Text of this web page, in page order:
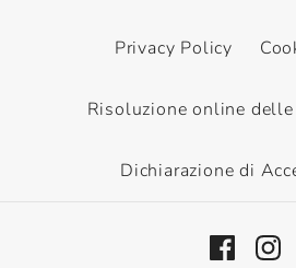
Privacy Policy
Risoluzione online
Dichiarazione di